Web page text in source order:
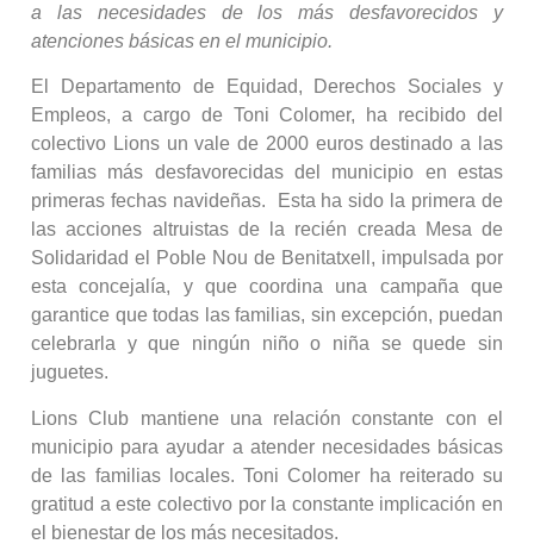
a las necesidades de los más desfavorecidos y
atenciones básicas en el municipio.
El Departamento de Equidad, Derechos Sociales y
Empleos, a cargo de Toni Colomer, ha recibido del
colectivo Lions un vale de 2000 euros destinado a las
familias más desfavorecidas del municipio en estas
primeras fechas navideñas. Esta ha sido la primera de
las acciones altruistas de la recién creada Mesa de
Solidaridad el Poble Nou de Benitatxell, impulsada por
esta concejalía, y que coordina una campaña que
garantice que todas las familias, sin excepción, puedan
celebrarla y que ningún niño o niña se quede sin
juguetes.
Lions Club mantiene una relación constante con el
municipio para ayudar a atender necesidades básicas
de las familias locales. Toni Colomer ha reiterado su
gratitud a este colectivo por la constante implicación en
el bienestar de los más necesitados.